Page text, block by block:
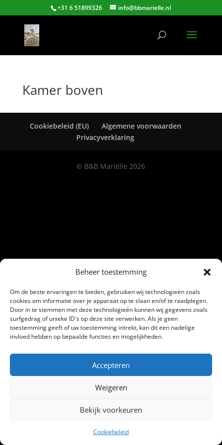
Beheer toestemming
Om de beste ervaringen te bieden, gebruiken wij technologieën zoals
cookies om informatie over je apparaat op te slaan en/of te raadplegen.
Door in te stemmen met deze technologieën kunnen wij gegevens zoals
surfgedrag of unieke ID's op deze site verwerken. Als je geen
toestemming geeft of uw toestemming intrekt, kan dit een nadelige
invloed hebben op bepaalde functies en mogelijkheden.
Accepteren
Weigeren
Bekijk voorkeuren
Cookiebeleid
+31 6 51899326 info@bbmarielle.nl
Kamer boven
Cookiebeleid (EU)
Algemene voorwaarden
Privacyverklaring
© B&B Mariëlle 2026